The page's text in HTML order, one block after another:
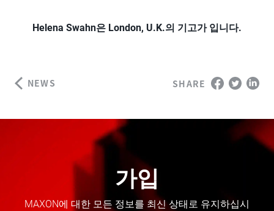
Helena Swahn은 London, U.K.의 기고가 입니다.
NEWS SHARE
가입
MAXON에 대한 모든 정보를 최신 상태로 유지하십시